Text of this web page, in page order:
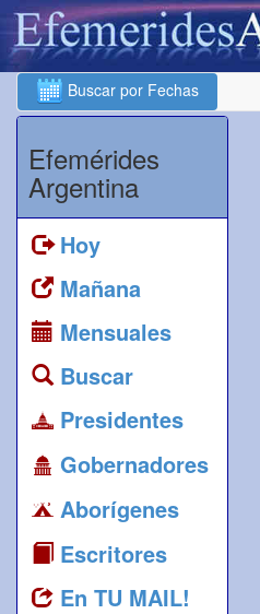
Buscar por Fechas
Efemérides
Argentina
Hoy
Mañana
Mensuales
Buscar
Presidentes
Gobernadores
Aborígenes
Escritores
En TU MAIL!